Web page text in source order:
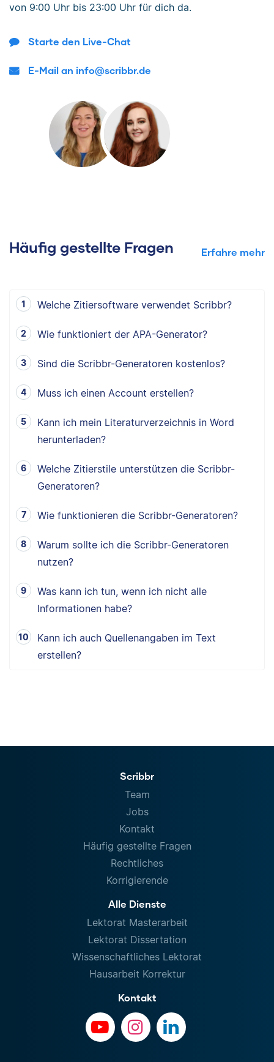
von 9:00 Uhr bis 23:00 Uhr für dich da.
Starte den Live-Chat
E-Mail an info@scribbr.de
Häufig gestellte Fragen Erfahre mehr
Welche Zitiersoftware verwendet Scribbr?
Wie funktioniert der APA-Generator?
Sind die Scribbr-Generatoren kostenlos?
Muss ich einen Account erstellen?
Kann ich mein Literaturverzeichnis in Word
herunterladen?
Welche Zitierstile unterstützen die Scribbr-
Generatoren?
Wie funktionieren die Scribbr-Generatoren?
Warum sollte ich die Scribbr-Generatoren
nutzen?
Was kann ich tun, wenn ich nicht alle
Informationen habe?
Kann ich auch Quellenangaben im Text
erstellen?
Scribbr
Team
Jobs
Kontakt
Häufig gestellte Fragen
Rechtliches
Korrigierende
Alle Dienste
Lektorat Masterarbeit
Lektorat Dissertation
Wissenschaftliches Lektorat
Hausarbeit Korrektur
Kontakt